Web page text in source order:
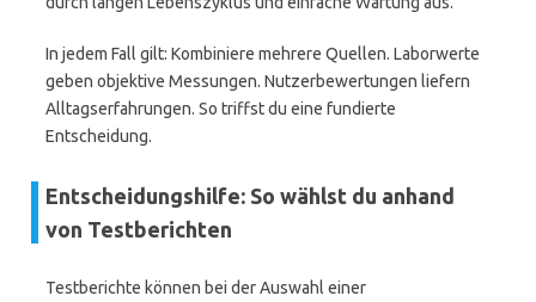
In jedem Fall gilt: Kombiniere mehrere Quellen. Laborwerte
geben objektive Messungen. Nutzerbewertungen liefern
Alltagserfahrungen. So triffst du eine fundierte
Entscheidung.
Entscheidungshilfe: So wählst du anhand
von Testberichten
Testberichte können bei der Auswahl einer